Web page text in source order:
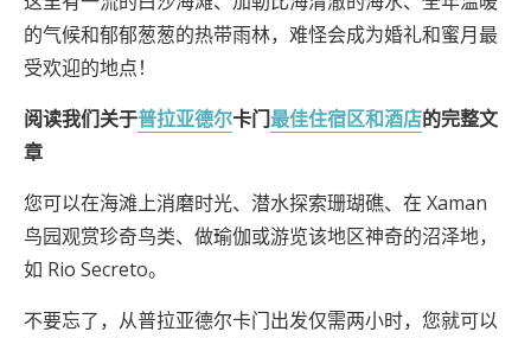
的气候和郁郁葱葱的热带雨林，难怪会成为婚礼和蜜月最
受欢迎的地点！
阅读我们关于普拉亚德尔卡门最佳住宿区和酒店的完整文
章
您可以在海滩上消磨时光、潜水探索珊瑚礁、在 Xaman
鸟园观赏珍奇鸟类、做瑜伽或游览该地区神奇的沼泽地，
如 Rio Secreto。
不要忘了，从普拉亚德尔卡门出发仅需两小时，您就可以